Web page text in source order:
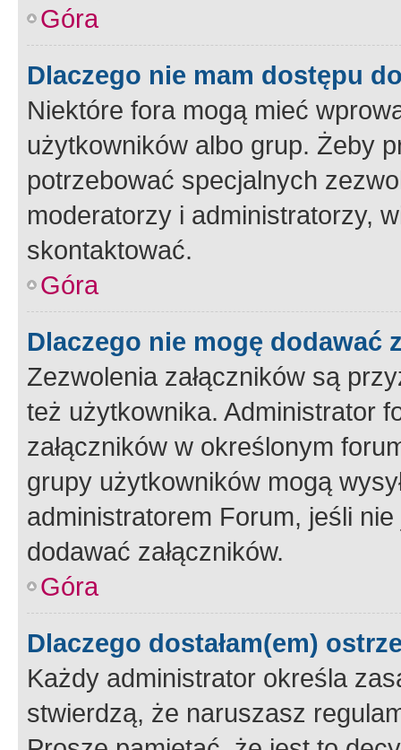
Góra
Dlaczego nie mam dostępu
Niektóre fora mogą mieć
użytkowników albo grup. Żeby
potrzebować specjalnych
moderatorzy i administratorzy,
skontaktować.
Góra
Dlaczego nie mogę dodawać
Zezwolenia załączników są
też użytkownika. Administrator
załączników w określonym
grupy użytkowników mogą
administratorem Forum, jeśli
dodawać załączników.
Góra
Dlaczego dostałam(em)
Każdy administrator określa
stwierdzą, że naruszasz